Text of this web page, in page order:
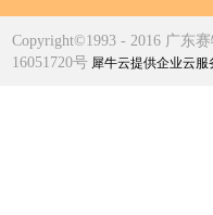
Copyright©1993 - 2016 广东
16051720号 犀牛云提供企业云服